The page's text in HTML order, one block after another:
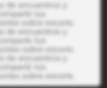
de encuentros y
tus
sobre escorts
de encuentros y
tus
sobre escorts
de encuentros y
tus
sobre escorts